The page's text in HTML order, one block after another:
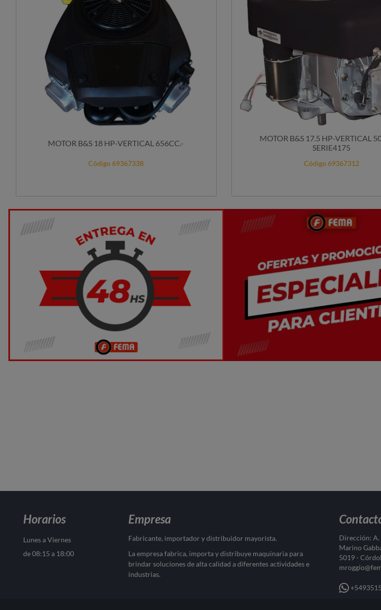
MOTOR B&S 18 HP-VERTICAL 656CC.-
Código 69367338
MOTOR B&S 17.5 HP-VERTICAL
SERIE4175
Código 69367312
Horarios
Lunes a Viernes
de 08:15 a 18:00
Empresa
Fabricante, importador y distribuidor mayorista.
La empresa fabrica, importa y distribuye maquinaria para
brindar soluciones de alta calidad a diferentes actividades e
industrias.
Dirección: A.
Marino
5019 -